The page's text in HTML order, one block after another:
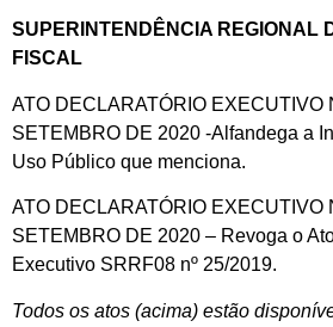
SUPERINTENDÊNCIA REGIONAL
FISCAL
ATO DECLARATÓRIO EXECUTIVO
SETEMBRO DE 2020 -Alfandega a
Uso Público que menciona.
ATO DECLARATÓRIO EXECUTIVO
SETEMBRO DE 2020 – Revoga o
Executivo SRRF08 nº 25/2019.
Todos os atos (acima) estão